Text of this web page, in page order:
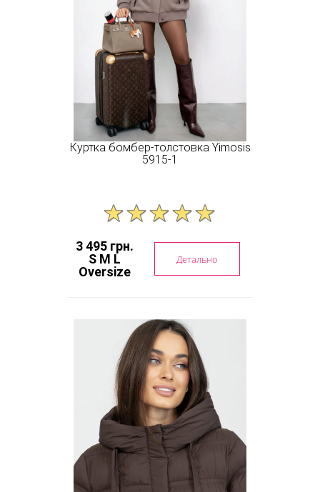
Куртка бомбер-толстовка Yimosis
5915-1
3 495 грн.
S M L
Oversize
Детально